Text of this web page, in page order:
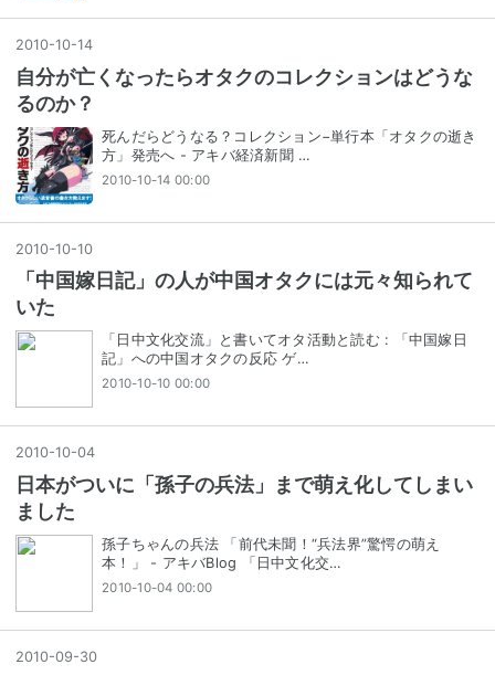
2010-10-14
自分が亡くなったらオタクのコレクションはどうな
るのか？
死んだらどうなる？コレクション−単行本「オタクの逝き
方」発売へ - アキバ経済新聞 …
2010-10-14 00:00
2010-10-10
「中国嫁日記」の人が中国オタクには元々知られて
いた
「日中文化交流」と書いてオタ活動と読む : 「中国嫁日
記」への中国オタクの反応 ゲ…
2010-10-10 00:00
2010-10-04
日本がついに「孫子の兵法」まで萌え化してしまい
ました
孫子ちゃんの兵法 「前代未聞！“兵法界”驚愕の萌え
本！」 - アキバBlog 「日中文化交…
2010-10-04 00:00
2010-09-30